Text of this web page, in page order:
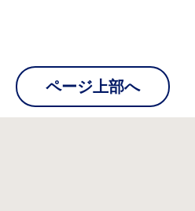
ページ上部へ